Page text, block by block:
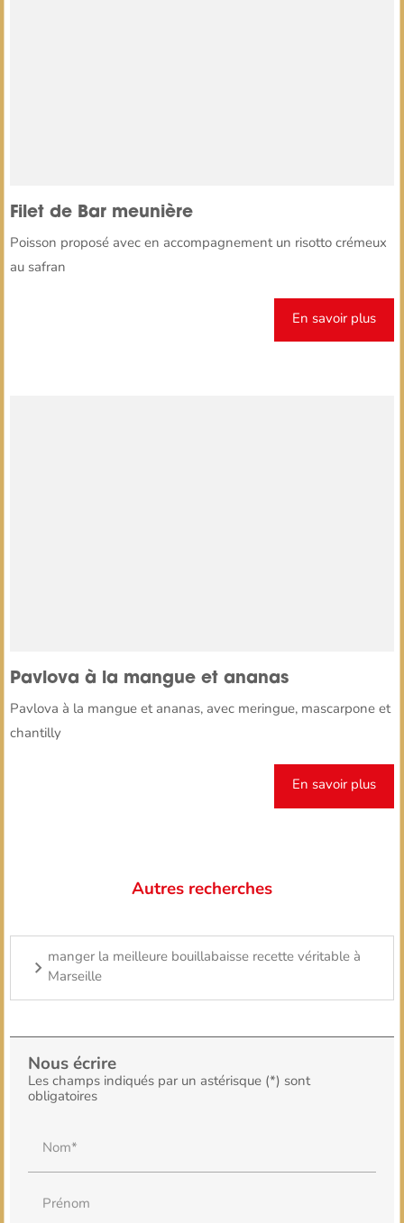
Filet de Bar meunière
Poisson proposé avec en accompagnement un risotto crémeux
au safran
En savoir plus
Pavlova à la mangue et ananas
Pavlova à la mangue et ananas, avec meringue, mascarpone et
chantilly
En savoir plus
Autres recherches
manger la meilleure bouillabaisse recette véritable à
Marseille
Nous écrire
Les champs indiqués par un astérisque (*) sont
obligatoires
Nom*
Prénom